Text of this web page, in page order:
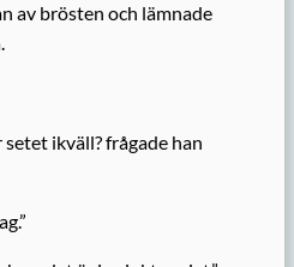
av brösten och lämnade
ikväll? frågade han